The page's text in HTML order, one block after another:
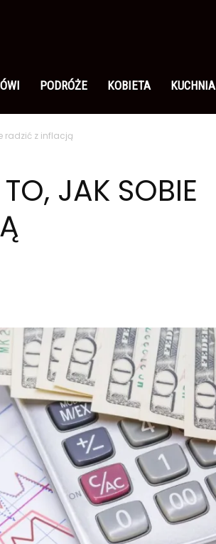
PODRÓŻE KOBIETA KUCHNIA
radzić z inflacją
JAK SOBIE